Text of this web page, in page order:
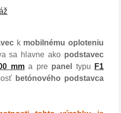
k mobilnému oploteniu
sa hlavne ako podstavec
mma prepanel typu
F1
betónového podstavca